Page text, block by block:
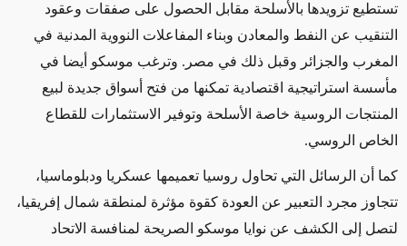
تستطيع تزويدها بالأسلحة مقابل الحصول على صفقات وعقود
التنقيب عن النفط والمعادن وبناء المفاعلات النووية المدنية في
المغرب والجزائر وقبل ذلك في مصر. وترغب موسكو أيضا في
مأسسة استراتيجية اقتصادية تمكنها من فتح أسواق جديدة لبيع
المنتجات الروسية خاصة الأسلحة وتوفير الاستثمارات للقطاع
الخاص الروسي.
كما أن الرسائل التي تحاول روسيا تعميمها عسكريا ودبلوماسيا،
تتجاوز مجرد التعبير عن العودة كقوة مؤثرة لمنطقة شمال إفريقيا،
لتصل إلى الكشف عن نوايا موسكو الصريحة لمنافسة الاتحاد